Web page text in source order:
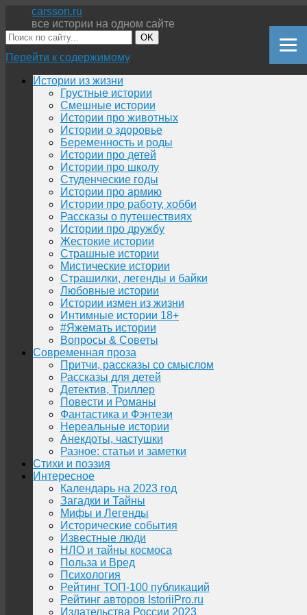
carsson.ru
все истории на одном сайте
OK
Перейти к содержимому
Истории из жизни
Грустные истории
Смешные истории
Истории про животных
Истории о здоровье
Беременность и роды
Истории про детей
Истории про школу
Студенческие годы
Истории про армию
Истории про работу, хобби
Рассказы о путешествиях
Истории про дружбу
Жестокие истории
Страшные истории
Мистические истории
Страшилки, легенды и байки
Любовные истории
Истории измен из жизни
Интимные истории 18+
#Яжемать истории
Вопросы & Советы
Современная проза
Притчи, рассказы со смыслом
Рассказы для детей
Детектив, Триллер
Повести и Романы
Фантастика и Фэнтези
Нереальные истории
Анекдоты, частушки
Разное: статьи и заметки
Стихи и поэзия
Интересное
Календарь на 2023 год
Загадки и Тайны
Мифы и Легенды
Исторические события
Известные люди
НЛО и тайны космоса
Польза и Вред
Психология
Рейтинг ТОП-100 публикаций
Рейтинг авторов IstoriiPro.ru
Издательства России 2023